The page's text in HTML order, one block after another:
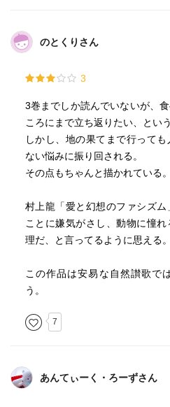
のとくりさん
3
3巻までしか読んでいないが、
ころにまで立ち返りたい、とい
しかし、地の果てまで行って
ない悩みに振り回される。
その点もちゃんと描かれている。
村上龍「愛と幻想のファシズ
ことに嫌気がさし、動物に憧
理だ、と言ってるように思える。
この作品は安易な自然讃歌で
う。
7
あんてぃーく・ろーずさん